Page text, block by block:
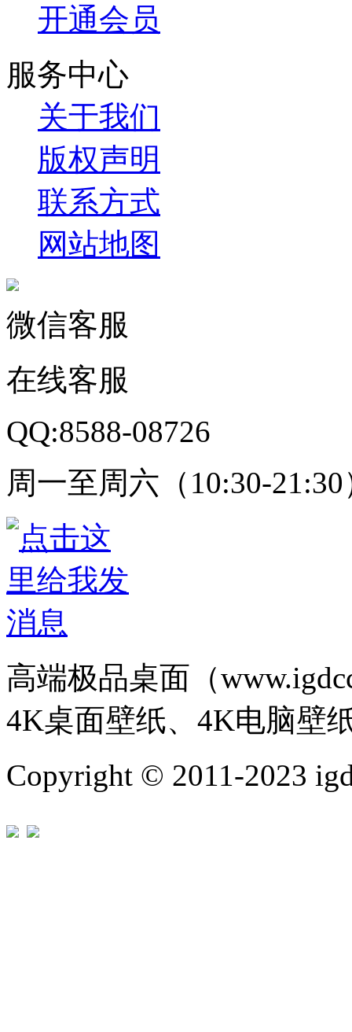
开通会员
服务中心
关于我们
版权声明
联系方式
网站地图
微信客服
在线客服
QQ:8588-08726
周一至周六（10:30-21:30
高端极品桌面（
4K桌面壁纸、4K电脑壁
Copyright © 2011-2023